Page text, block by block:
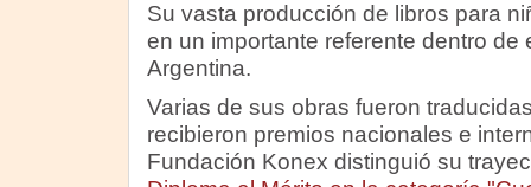
Su vasta producción de libros para
en un importante referente dentro de
Argentina.
Varias de sus obras fueron
recibieron premios nacionales e
Fundación Konex distinguió su